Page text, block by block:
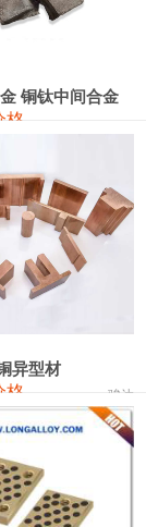
0
400
100
100
铜钛中间合金
格
异型材
格 骏达